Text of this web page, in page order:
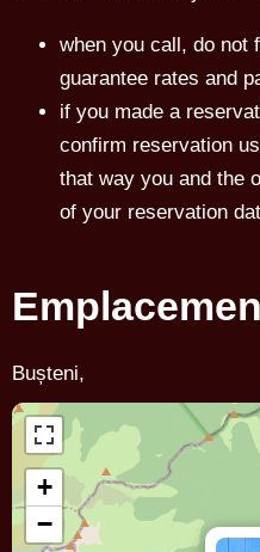
when you call, do not
guarantee rates and
if you made a
confirm reservation
that way you and the
of your reservation
Bușteni,
+
−